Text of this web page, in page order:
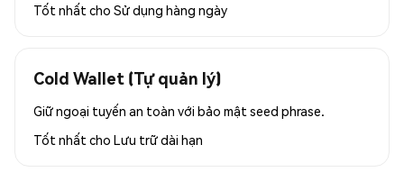
Tốt nhất cho Sử dụng hàng ngày
Cold Wallet (Tự quản lý)
Giữ ngoại tuyến an toàn với bảo mật seed phrase.
Tốt nhất cho Lưu trữ dài hạn